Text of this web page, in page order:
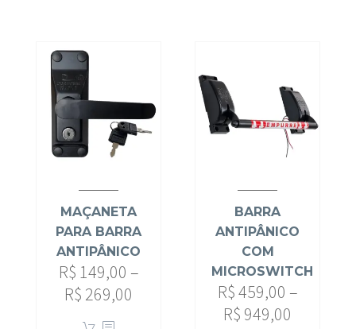
MAÇANETA
PARA BARRA
ANTIPÂNICO
R$ 149,00 –
R$ 269,00
BARRA
ANTIPÂNICO
COM
MICROSWITCH
R$459,00 –
R$ 949,00